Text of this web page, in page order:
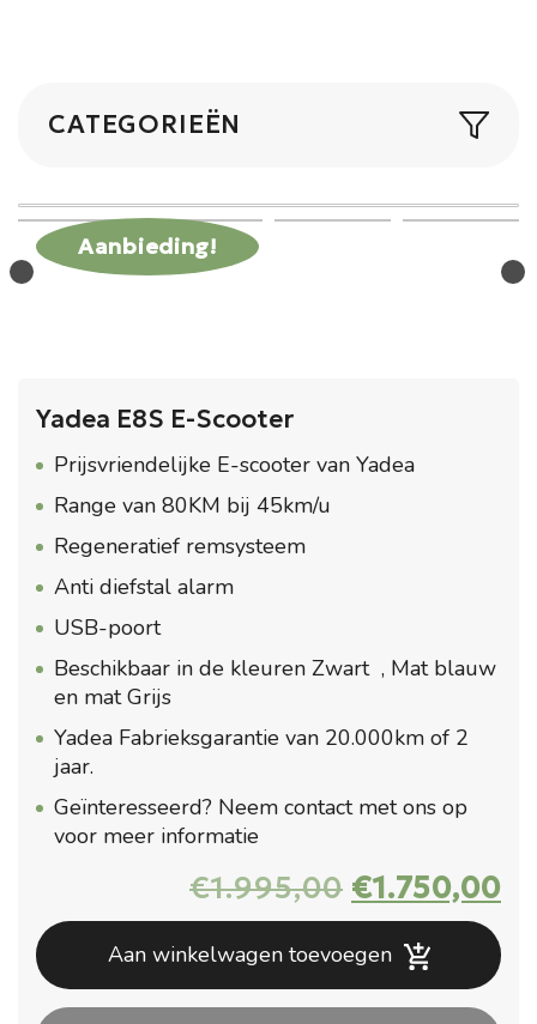
CATEGORIEËN
Aanbieding!
Yadea E8S E-Scooter
Prijsvriendelijke E-scooter van Yadea
Range van 80KM bij 45km/u
Regeneratief remsysteem
Anti diefstal alarm
USB-poort
Beschikbaar in de kleuren Zwart , Mat blauw
en mat Grijs
Yadea Fabrieksgarantie van 20.000km of 2
jaar.
Geïnteresseerd? Neem contact met ons op
voor meer informatie
€1.995,00
prijs
was:
€1.995,00.
€1.750,00
is:
Aan winkelwagen toevoegen